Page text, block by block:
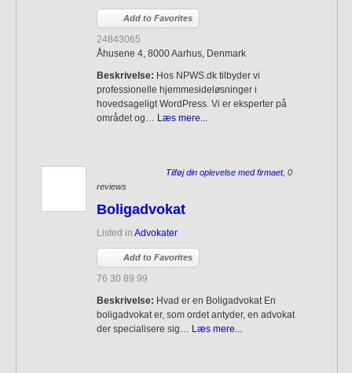
Add to Favorites
24843065
Åhusene 4, 8000 Aarhus, Denmark
Beskrivelse: Hos NPWS.dk tilbyder vi
professionelle hjemmesideløsninger i
hovedsageligt WordPress. Vi er eksperter på
området og… Læs mere...
Tilføj din oplevelse med firmaet, 0
reviews
Boligadvokat
Listed in Advokater
Add to Favorites
76 30 89 99
Beskrivelse: Hvad er en Boligadvokat En
boligadvokat er, som ordet antyder, en advokat
der specialisere sig… Læs mere...